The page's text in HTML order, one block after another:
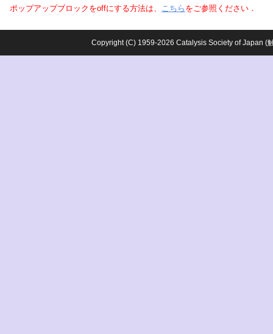
ポップアップブロックをoffにする方法は、 こちら をご参照ください．
Copyright (C) 1959-2026 Catalysis Society of Japan (